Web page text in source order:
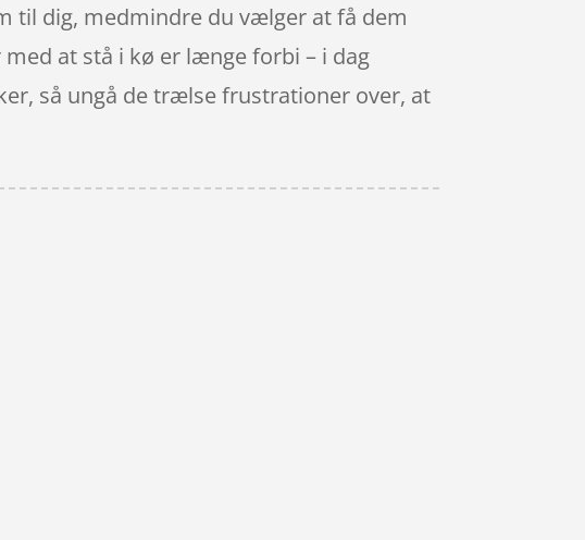
til dig, medmindre du vælger at få dem
at stå i kø er længe forbi – i dag
så ungå de trælse frustrationer over, at